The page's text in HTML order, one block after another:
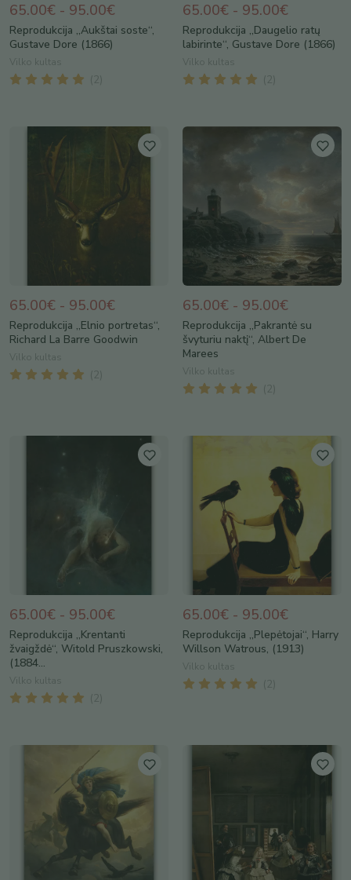
65.00€ - 95.00€
Reprodukcija „Aukštai soste“,
Gustave Dore (1866)
Vilko kultas
( 2
65.00€ - 95.00€
Reprodukcija „Daugelio ratų
labirinte“, Gustave Dore (1866)
Vilko kultas
( 2
65.00€ - 95.00€
Reprodukcija „Elnio portretas“,
Richard La Barre Goodwin
Vilko kultas
( 2
65.00€ - 95.00€
Reprodukcija „Pakrantė su
švyturiu naktį“, Albert De
Marees
Vilko kultas
( 2
65.00€ - 95.00€
Reprodukcija „Krentanti
žvaigždė“, Witold Pruszkowski,
(1884...
Vilko kultas
( 2
65.00€ - 95.00€
Reprodukcija „Plepėtojai“, Harry
Willson Watrous, (1913)
Vilko kultas
( 2